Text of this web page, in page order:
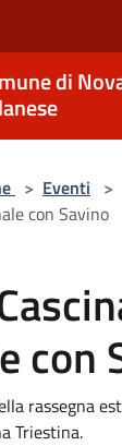
di
> Eventi >
con Savino
con
rassegna
Triestina.